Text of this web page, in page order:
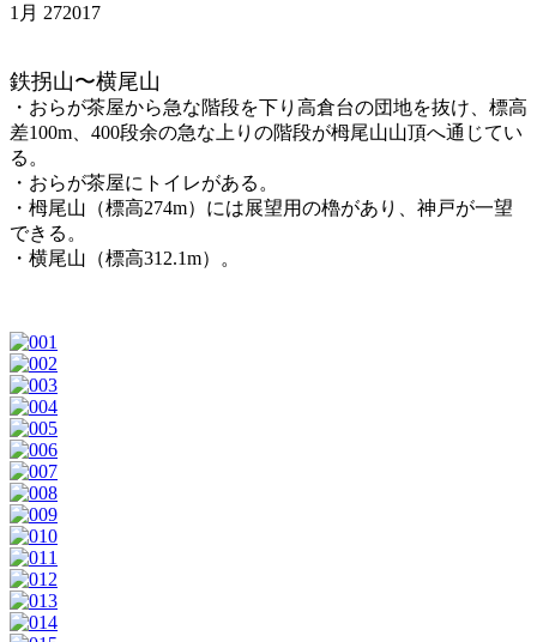
1月 272017
鉄拐山〜横尾山
・おらが茶屋から急な階段を下り高倉台の団地を抜け、標高
差100m、400段余の急な上りの階段が栂尾山山頂へ通じてい
る。
・おらが茶屋にトイレがある。
・栂尾山（標高274m）には展望用の櫓があり、神戸が一望
できる。
・横尾山（標高312.1m）。